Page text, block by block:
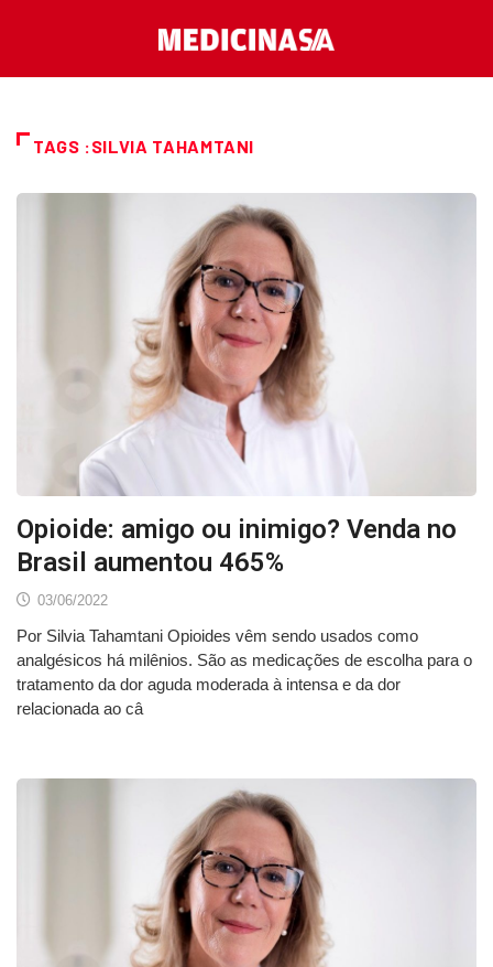
TAGS :SILVIA TAHAMTANI
Opioide: amigo ou inimigo? Venda no
Brasil aumentou 465%
03/06/2022
Por Silvia Tahamtani Opioides vêm sendo usados como
analgésicos há milênios. São as medicações de escolha para o
tratamento da dor aguda moderada à intensa e da dor
relacionada ao câ